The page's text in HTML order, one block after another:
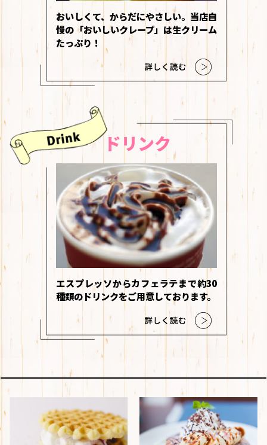
おいしくて、からだにやさしい。当店自
慢の「おいしいクレープ」は生クリーム
たっぷり！
ドリンク
エスプレッソからカフェラテまで約30
種類のドリンクをご用意しております。